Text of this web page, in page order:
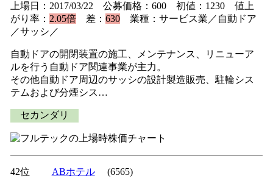
上場日：2017/03/22 公募価格：600 初値：1230 値上
がり率： 2.05倍差： 630業種：サービス業／自動ドア
／サッシ／
自動ドアの開閉装置の施工、メンテナンス、リニューア
ルを行う自動ドア関連事業が主力。
その他自動ドア周辺のサッシの設計製造販売、駐輪シス
テムおよび分煙シス…
セカンダリ
42位 ABホテル
(6565)